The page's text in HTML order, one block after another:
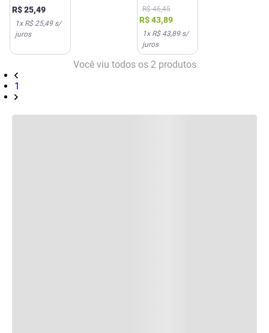
Cafeína
130mg 8
Comprimidos
Opella
R$25,49
1x R$ 25,49s/
juros
Cafeína
130mg 16
Comprimidos
Opella
R$ 46,45
R$43,89
1x R$ 43,89s/
juros
Você viu todos os 2 produtos
1